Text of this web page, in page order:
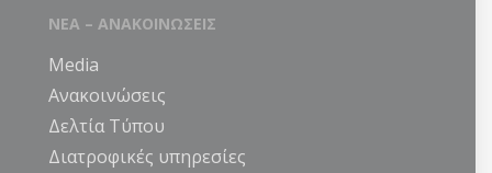
ΝΕΑ – ΑΝΑΚΟΙΝΩΣΕΙΣ
Media
Ανακοινώσεις
Δελτία Τύπου
Διατροφικές υπηρεσίες